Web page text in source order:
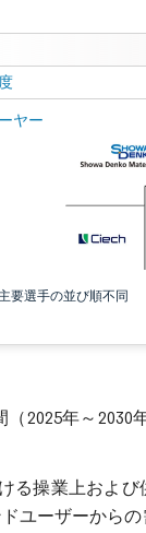
ヤー
要選手の並び順不同
2025年～2030
る操業上およ
ユーザーから